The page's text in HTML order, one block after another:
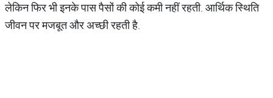
लेकिन फिर भी इनके पास पैसों की कोई कमी नहीं रहती. आर्थिक स्थिति
जीवन पर मजबूत और अच्छी रहती है.